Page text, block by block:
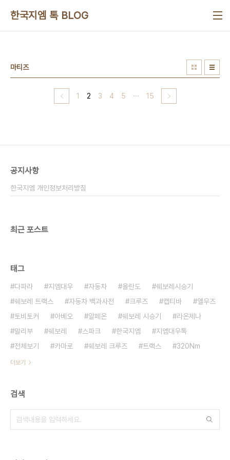
한국지엠 톡 BLOG
마티즈
1 2 3 4 5 ··· 15
공지사항
한국지엠 개인정보처리방침
최근 포스트
태그
다파라 지엠대우 자동차 올란도
쉐보레시승기
쉐보레 트랙스
자동차 백과사전 크루즈 캡티바
엘우즈
토비토커
아베오 알페온 쉐보레 시승기
라온제나
말리부
쉐보레 스파크 한국지엠
지엠대우톡
전체보기
카마로 쉐보레 크루즈 트랙스 320Nm
더보기
검색